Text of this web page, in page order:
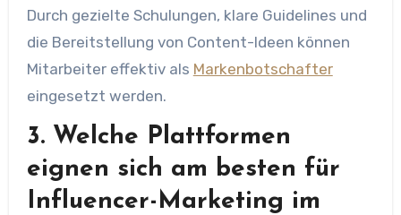
Durch gezielte Schulungen, klare Guidelines und
die Bereitstellung von Content-Ideen können
Mitarbeiter effektiv als Markenbotschafter
eingesetzt werden.
3. Welche Plattformen
eignen sich am besten für
Influencer-Marketing im